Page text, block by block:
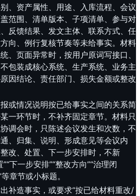
、资产属性、用途、入库流程、会议
范围、清单版本、子项清单、参与对
反馈结果、发文主体、联系方式、任
向、例行复核节奏等未给事实。材料
、页面异常时，按用户原词写接口、
包装成核心系统、生产系统、业务主
因结论、责任部门、损失金额或整改
或情况说明按已给事实之间的关系简
一环节时，不补齐固定章节。材料只
调会时，只陈述会议发生和次数，不
、归集、说明、形成意见等会议内
改、处置、下一步安排时，不新
下一步安排”“整改方向”“治理闭
章节或小标题。
补造事实，或要求“按已给材料重改/